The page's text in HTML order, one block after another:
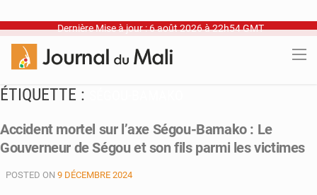
Dernière Mise à jour : 6 août 2026 à 22h54 GMT
ÉTIQUETTE :
Accident mortel sur l’axe Ségou-Bamako : Le
Gouverneur de Ségou et son fils parmi les victimes
POSTED ON 9 DÉCEMBRE 2024